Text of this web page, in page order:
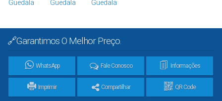
🔗Garantimos O Melhor Preço.
WhatsApp Fale Conosco Informações
Imprimir Compartilhar QR Code